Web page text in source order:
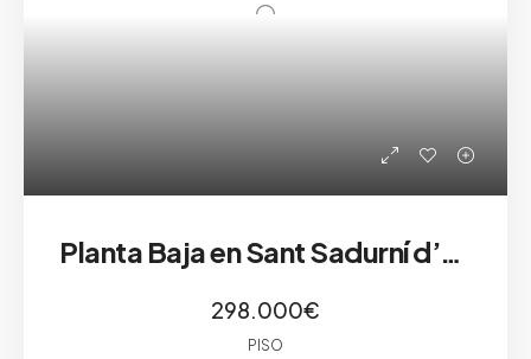
Planta Baja en Sant Sadurní d’Anoia
298.000€
PISO